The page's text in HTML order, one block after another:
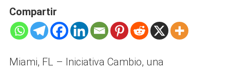
Compartir
Miami, FL – Iniciativa Cambio, una